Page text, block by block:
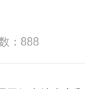
：888